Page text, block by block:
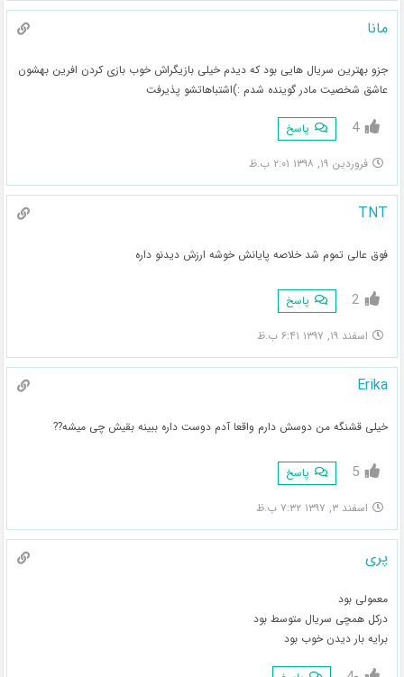
مانا
جزو بهترین سریال هایی بود که دیدم خیلی بازیگراش خوب بازی کردن افرین بهشون
عاشق شخصیت مادر گوینده شدم :)اشتباهاتشو پذیرفت
4 پاسخ
فروردین ۱۹, ۱۳۹۸ ۲:۰۱ ب.ظ
TNT
فوق عالی تموم شد خلاصه پایانش خوشه ارزش دیدنو داره
2 پاسخ
اسفند ۱۹, ۱۳۹۷ ۶:۴۱ ب.ظ
Erika
خیلی قشنگه من دوسش دارم واقعا آدم دوست داره ببینه بقیش چی میشه??
5 پاسخ
اسفند ۳, ۱۳۹۷ ۷:۳۲ ب.ظ
پری
معمولی بود
درکل همچی سریال متوسط بود
برایه بار دیدن خوب بود